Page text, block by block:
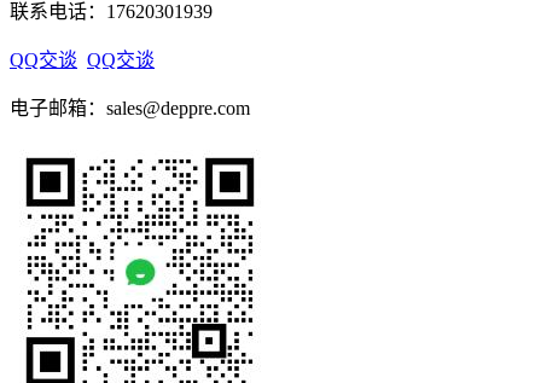
联系电话：17620301939
QQ交谈 QQ交谈
电子邮箱：sales@deppre.com